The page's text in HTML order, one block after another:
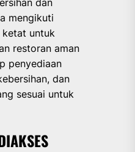
mengikuti
untuk
restoran aman
penyediaan
dan
sesuai untuk